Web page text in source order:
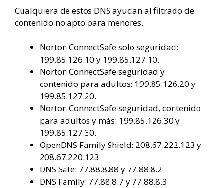
Cualquiera de estos DNS ayudan al filtrado de
contenido no apto para menores.
Norton ConnectSafe solo seguridad:
199.85.126.10 y 199.85.127.10.
Norton ConnectSafe seguridad y
contenido para adultos: 199.85.126.20 y
199.85.127.20.
Norton ConnectSafe seguridad, contenido
para adultos y más: 199.85.126.30 y
199.85.127.30.
OpenDNS Family Shield: 208.67.222.123 y
208.67.220.123
DNS Safe: 77.88.8.88 y 77.88.8.2
DNS Family: 77.88.8.7 y 77.88.8.3